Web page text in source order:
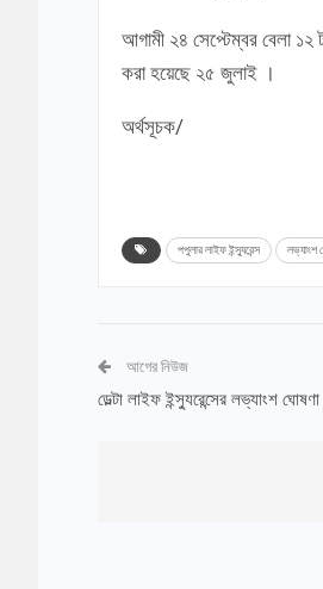
আগামী ২৪ সেপ্টেম্বর বেলা ১২
করা হয়েছে ২৫ জুলাই ।
অর্থসূচক/
পপুলার লাইফ ইন্স্যুরেন্স লভ্যাংশ
আগের নিউজ
ডেল্টা লাইফ ইন্স্যুরেন্সের লভ্যাংশ ঘোষণা